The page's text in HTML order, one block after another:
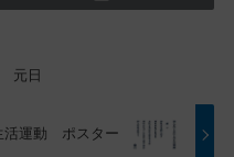
元日
活運動 ポスター